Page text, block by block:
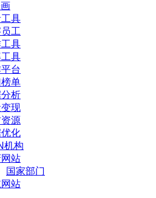
具
工
具
具
台
单
析
现
源
化
机构
站
国家部门
站